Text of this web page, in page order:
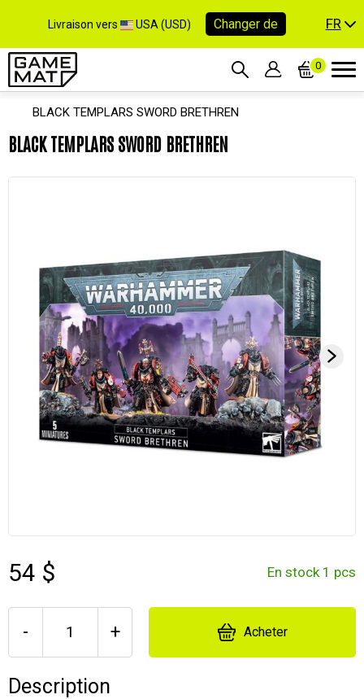
Livraison vers USA (USD) Changer de FR
0
BLACK TEMPLARS SWORD BRETHREN
BLACK TEMPLARS SWORD BRETHREN
54 $ En stock 1 pcs
- + Acheter
Description